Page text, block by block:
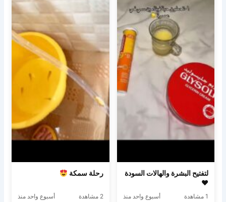
لتفتيح البشرة والهالات السودة
♥️
1 مشاهدة أسبوع واحد منذ
رحلة سمكة
2 مشاهدة أسبوع واحد منذ